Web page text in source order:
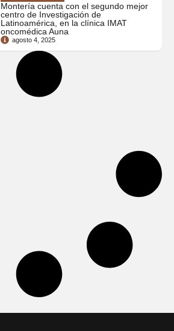
Montería cuenta con el segundo mejor
centro de Investigación de
Latinoamérica, en la clínica IMAT
oncomédica Auna
agosto 4, 2025